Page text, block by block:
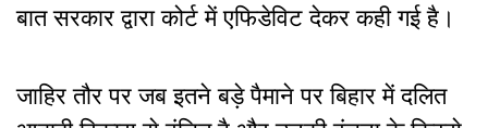
बात सरकार द्वारा कोर्ट में एफिडेविट देकर कही गई है।
जाहिर तौर पर जब इतने बड़े पैमाने पर बिहार में दलित